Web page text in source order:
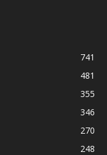
741
481
355
346
270
248